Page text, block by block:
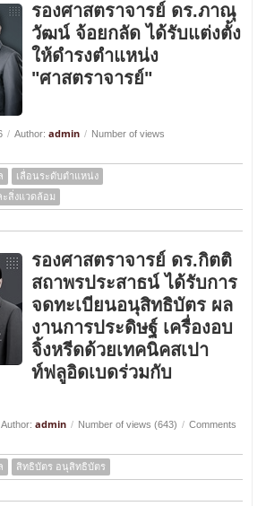
รองศาสตราจารย์ ดร.ภาณุ
วัฒน์ จ้อยกลัด ได้รับแต่งตั้ง
ให้ดำรงตำแหน่ง
"ศาสตราจารย์"
/ Author: admin / Number of views
เลื่อนระดับตำแหน่ง
สิ่งแวดล้อม
รองศาสตราจารย์ ดร.กิตติ
สถาพรประสาธน์ ได้รับการ
จดทะเบียนอนุสิทธิบัตร ผล
งานการประดิษฐ์ เครื่องอบ
จิ้งหรีดด้วยเทคนิคสเปา
ท์ฟลูอิดเบดร่วมกับ
Author: admin / Number of views (643) / Comments
สิทธิบัตร อนุสิทธิบัตร